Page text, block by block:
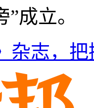
成立。
杂志，